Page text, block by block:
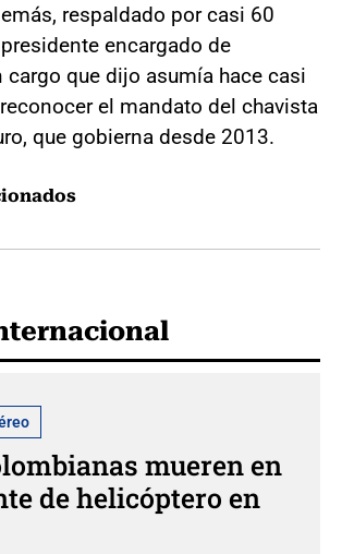
respaldado por casi 60
encargado de
cargo que dijo asumía hace casi
el mandato del chavista
que gobierna desde 2013.
mueren en
de helicóptero en